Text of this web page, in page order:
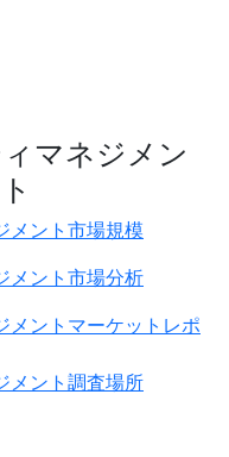
マネジメン
メント市場規模
メント市場分析
メントマーケットレポ
メント調査場所